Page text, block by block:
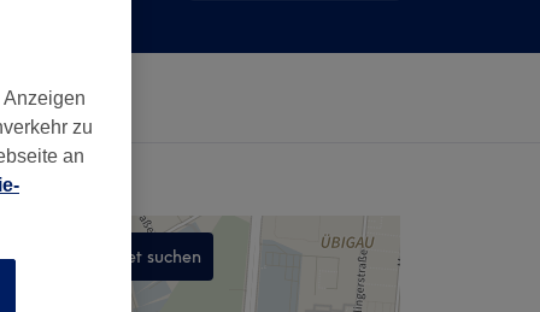
In diesem Gebiet suchen
zu
an